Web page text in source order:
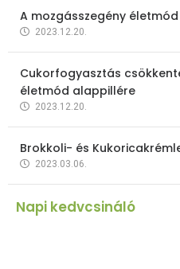
A mozgásszegény
2023.12.20.
Cukorfogyasztás
életmód alappillére
2023.12.20.
Brokkoli- és
2023.03.06.
Napi kedvcsináló